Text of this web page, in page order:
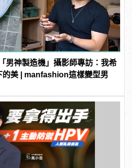
男神製造機」攝影師專訪：我希
的美 | manfashion這樣變型男